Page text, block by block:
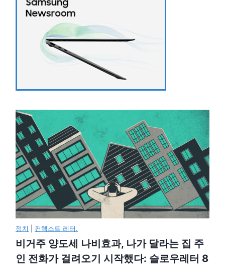
정치 컨텍스트 레터.
비거주 양도세 나비효과, 나가 달라는 집 주
인 전화가 걸려오기 시작했다: 슬로우레터 8